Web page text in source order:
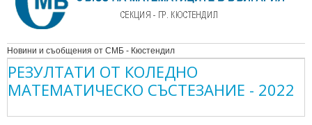
Новини и съобщения от СМБ - Кюстендил
РЕЗУЛТАТИ ОТ КОЛЕДНО
МАТЕМАТИЧЕСКО СЪСТЕЗАНИЕ - 2022